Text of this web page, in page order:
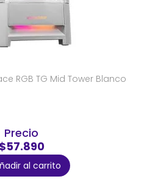
RGB TG Mid Tower Blanco
Precio
$57.890
al carrito